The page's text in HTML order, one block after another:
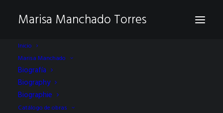
Marisa Manchado Torres
Inicio
Marisa Manchado
Biografía
Biography
Biographie
Catálogo de obras